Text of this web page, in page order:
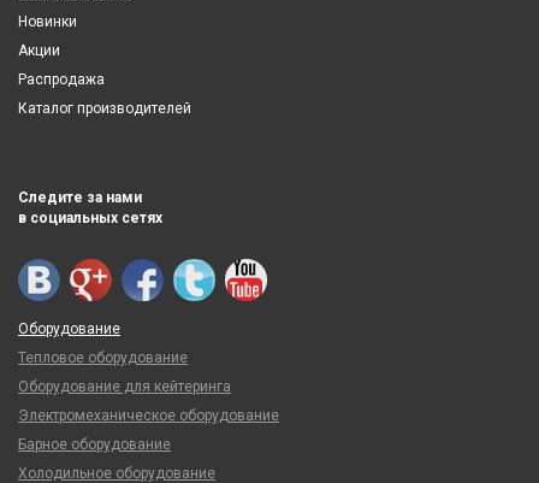
Новинки
Акции
Распродажа
Каталог производителей
Следите за нами
в социальных сетях
Оборудование
Тепловое оборудование
Оборудование для кейтеринга
Электромеханическое оборудование
Барное оборудование
Холодильное оборудование